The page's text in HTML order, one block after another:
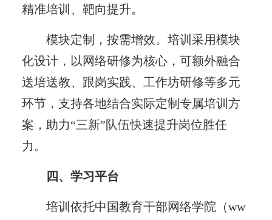
精准培训、靶向提升。
模块定制，按需增效。培训采用模块
化设计，以网络研修为核心，可额外融合
送培送教、跟岗实践、工作坊研修等多元
环节，支持各地结合实际定制专属培训方
案，助力“三新”队伍快速提升岗位胜任
力。
四、学习平台
培训依托中国教育干部网络学院（ww